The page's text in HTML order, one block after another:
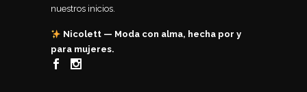
nuestros inicios.
Nicolett — Moda con alma, hecha por y
para mujeres.